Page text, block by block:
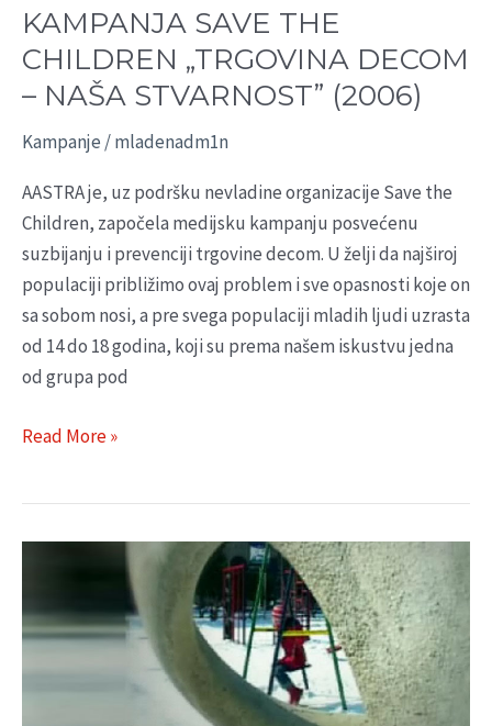
KAMPANJA SAVE THE
CHILDREN „TRGOVINA DECOM
– NAŠA STVARNOST” (2006)
Kampanje /mladenadm1n
AASTRA je, uz podršku nevladine organizacije Save the
Children, započela medijsku kampanju posvećenu
suzbijanju i prevenciji trgovine decom. U želji da najširoj
populaciji približimo ovaj problem i sve opasnosti koje on
sa sobom nosi, a pre svega populaciji mladih ljudi uzrasta
od 14 do 18 godina, koji su prema našem iskustvu jedna
od grupa pod
NAŠA
STVARNOST”
(2006)
Read More »
THE
CHILDREN